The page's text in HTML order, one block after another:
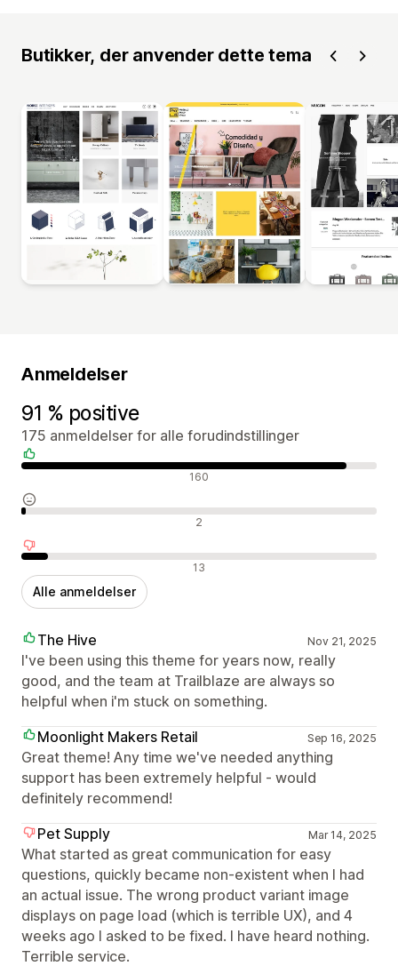
Butikker, der anvender dette tema
Anmeldelser
91 % positive
175 anmeldelser for alle forudindstillinger
Positive anmeldelser 160
Neutrale anmeldelser 2
Negative anmeldelser 13
Alle anmeldelser
The Hive Nov 21, 2025
I've been using this theme for years now, really
good, and the team at Trailblaze are always so
helpful when i'm stuck on something.
Moonlight Makers Retail
Sep 16, 2025
Great theme! Any time we've needed anything
support has been extremely helpful - would
definitely recommend!
Pet Supply
Mar 14, 2025
What started as great communication for easy
questions, quickly became non-existent when I had
an actual issue. The wrong product variant image
displays on page load (which is terrible UX), and 4
weeks ago I asked to be fixed. I have heard nothing.
Terrible service.